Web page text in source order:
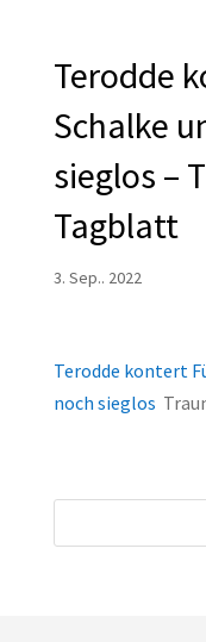
Terodde
Schalke
sieglos –
Tagblatt
3. Sep.. 2022
Terodde kontert
noch sieglos